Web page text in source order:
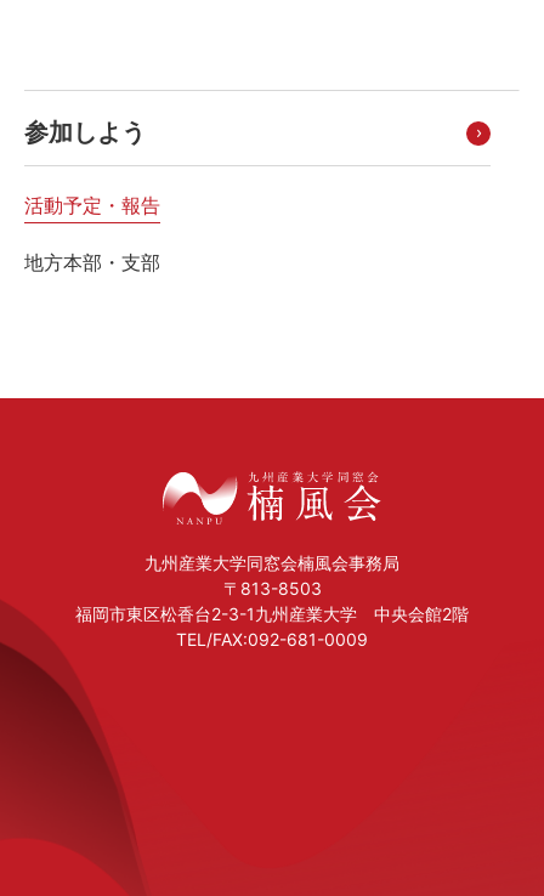
参加しよう
活動予定・報告
地方本部・支部
九州産業大学同窓会楠風会事務局
〒813-8503
福岡市東区松香台2-3-1九州産業大学 中央会館2階
TEL/FAX:092-681-0009